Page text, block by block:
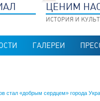
ЦЕНИМ
ИСТОРИЯ И
ГАЛЕРЕИ
стал «добрым сердцем» города